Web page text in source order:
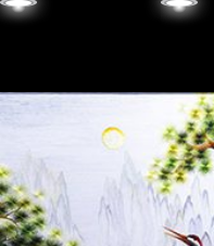
Skip to content